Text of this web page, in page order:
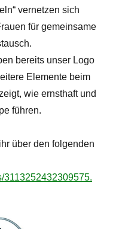
vernetzen sich
für gemeinsame
bereits unser Logo
Elemente beim
wie ernsthaft und
führen.
über den folgenden
3113252432309575.